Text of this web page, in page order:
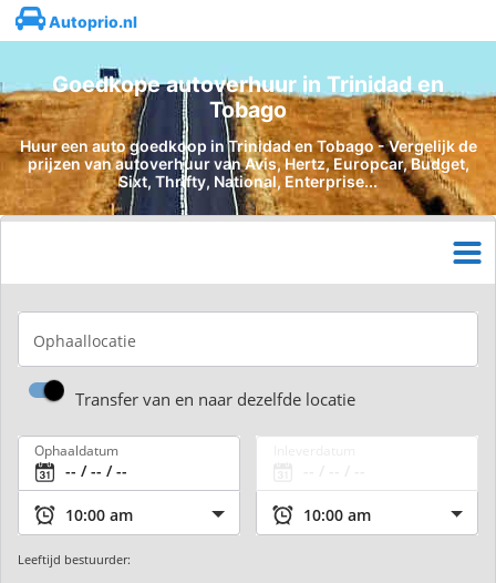
Autoprio.nl
Goedkope autoverhuur in Trinidad en
Tobago
Huur een auto goedkoop in Trinidad en Tobago - Vergelijk de
prijzen van autoverhuur van Avis, Hertz, Europcar, Budget,
Sixt, Thrifty, National, Enterprise...
Ophaallocatie
Transfer van en naar dezelfde locatie
Ophaaldatum
Leeftijd bestuurder: